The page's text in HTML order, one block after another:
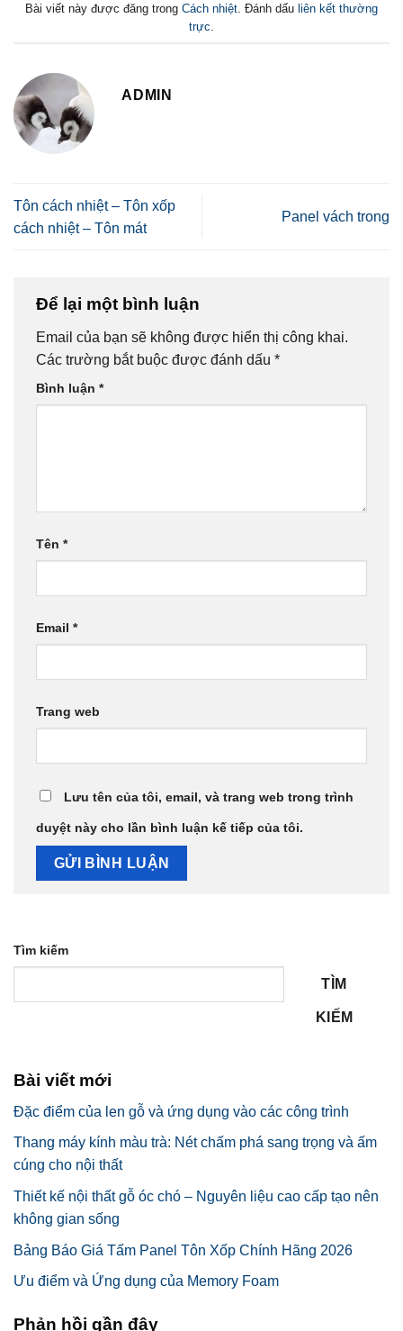
Bài viết này được đăng trong Cách nhiệt . Đánh dấu liên kết thường
trực
ADMIN
Tôn cách nhiệt – Tôn xốp
cách nhiệt – Tôn mát
Panel vách trong
Để lại một bình luận
Email của bạn sẽ không được hiển thị công khai.
Các trường bắt buộc được đánh dấu *
Bình luận *
Tên *
Email *
Trang web
Lưu tên của tôi, email, và trang web trong trình
duyệt này cho lần bình luận kế tiếp của tôi.
Tìm kiếm
TÌM
KIẾM
Bài viết mới
Đặc điểm của len gỗ và ứng dụng vào các công trình
Thang máy kính màu trà: Nét chấm phá sang trọng và ấm
cúng cho nội thất
Thiết kế nội thất gỗ óc chó – Nguyên liệu cao cấp tạo nên
không gian sống
Bảng Báo Giá Tấm Panel Tôn Xốp Chính Hãng 2026
Ưu điểm và Ứng dụng của Memory Foam
Phản hồi gần đây